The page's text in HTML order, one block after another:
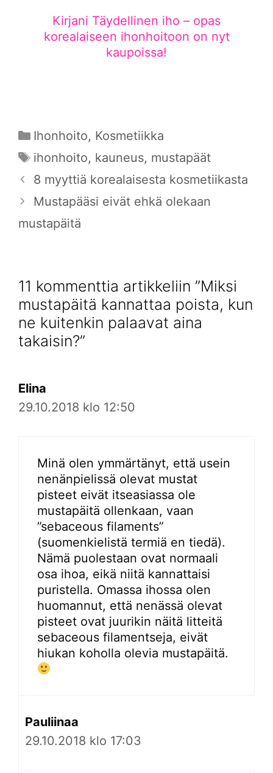
Kirjani Täydellinen iho – opas
korealaiseen ihonhoitoon on nyt
kaupoissa!
Kategoriat
Ihonhoito, Kosmetiikka
Avainsanat
ihonhoito, kauneus, mustapäät
8 myyttiä korealaisesta kosmetiikasta
Mustapääsi eivät ehkä olekaan
mustapäitä
11 kommenttia artikkeliin ”Miksi
mustapäitä kannattaa poista, kun
ne kuitenkin palaavat aina
takaisin?”
Elina
29.10.2018 klo 12:50
Minä olen ymmärtänyt, että usein
nenänpielissä olevat mustat
pisteet eivät itseasiassa ole
mustapäitä ollenkaan, vaan
”sebaceous filaments”
(suomenkielistä termiä en tiedä).
Nämä puolestaan ovat normaali
osa ihoa, eikä niitä kannattaisi
puristella. Omassa ihossa olen
huomannut, että nenässä olevat
pisteet ovat juurikin näitä litteitä
sebaceous filamentseja, eivät
hiukan koholla olevia mustapäitä.
Pauliinaa
29.10.2018 klo 17:03